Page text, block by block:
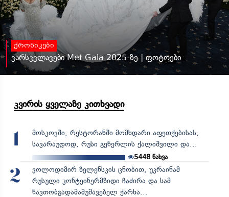
ქრონიკები
ვარსკვლავები Met Gala 2025-ზე | ფოტოები
კვირის ყველაზე კითხვადი
1
მოსკოვში, რესტორანში მომხდარი აფეთქებისას,
სავარაუდოდ, რუსი გენერლის ქალიშვილი და...
5448 ნახვა
2
ვოლოდიმირ ზელენსკის ცნობით, უკრაინამ
რუსული კონტეინერმზიდი ჩაძირა და სამ
ნავთობგადამამუშავებელ ქარხა...